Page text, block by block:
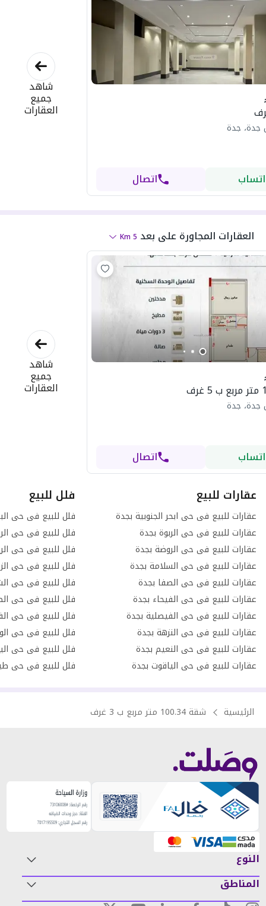
جدة، جدة
اتصال
شاهد
جميع
العقارات
العقارات المجاورة على بعد 5
Km
جدة، جدة
اتصال
شاهد
جميع
العقارات
عقارات للبيع
عقارات للبيع فى حى ابحر الجنوبية بجدة
عقارات للبيع فى حى الربوة بجدة
عقارات للبيع فى حى الروضة بجدة
عقارات للبيع فى حى السلامة بجدة
عقارات للبيع فى حى الصفا بجدة
عقارات للبيع فى حى الفيحاء بجدة
عقارات للبيع فى حى الفيصلية بجدة
عقارات للبيع فى حى النزهة بجدة
عقارات للبيع فى حى النعيم بجدة
عقارات للبيع فى حى الياقوت بجدة
فلل للبيع
فلل للبيع فى حى
فلل للبيع فى حى
فلل للبيع فى حى
فلل للبيع فى حى
فلل للبيع فى حى
فلل للبيع فى حى
فلل للبيع فى حى
فلل للبيع فى حى
فلل للبيع فى حى
فلل للبيع فى حى
الرئيسية شقة 100.34 متر مربع ب 3 غرف
النوع
المناطق